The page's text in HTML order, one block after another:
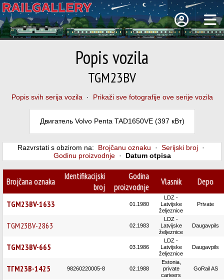
Popis vozila
TGM23BV
Popis svih serija vozila · Prikaži sve fotografije ove serije vozila
Двигатель Volvo Penta TAD1650VE (397 кВт)
Razvrstati s obzirom na: Brojčanu oznaku · Serijski broj ·
Godinu proizvodnje· Datum otpisa
Brojčana oznaka
Identifikacijski
broj
Godina
proizvodnje
Vlasnik Depo
TGM23BV-1633 01.1980
LDZ -
Latvijske
željeznice
Private
TGM23BV-2863 02.1983
LDZ -
Latvijske
željeznice
Daugavpils
TGM23BV-665 03.1986
LDZ -
Latvijske
željeznice
Daugavpils
ТГМ23В-1425 98260220005-8 02.1988
Estonia,
private
carieers
GoRail AS